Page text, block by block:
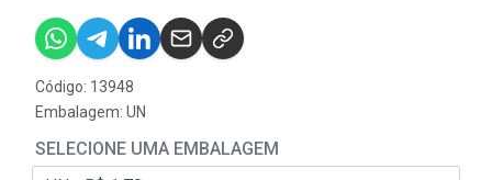
Código: 13948
Embalagem: UN
SELECIONE UMA EMBALAGEM